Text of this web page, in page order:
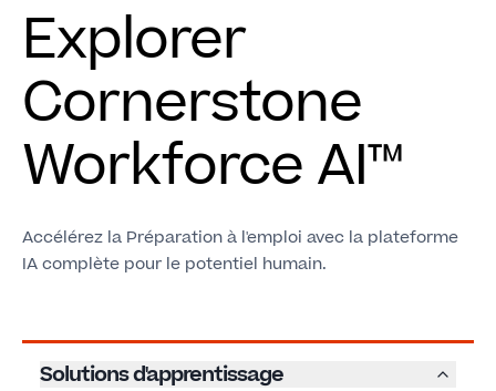
Explorer
Cornerstone
Workforce AI™
Accélérez la Préparation à l'emploi avec la plateforme
IA complète pour le potentiel humain.
Solutions d'apprentissage